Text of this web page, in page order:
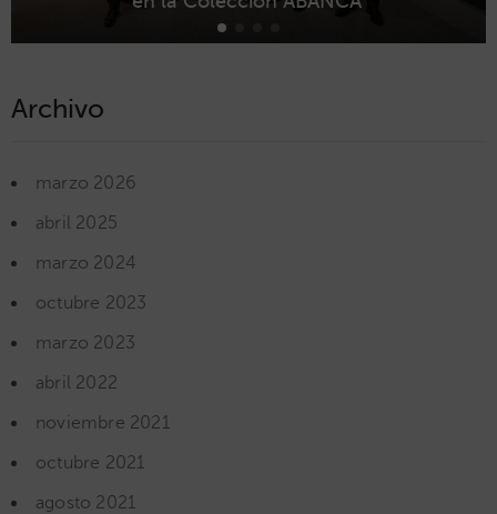
Archivo
marzo 2026
abril 2025
marzo 2024
octubre 2023
marzo 2023
abril 2022
noviembre 2021
octubre 2021
agosto 2021